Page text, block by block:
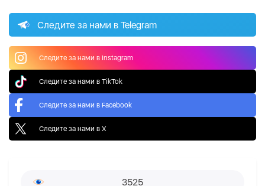
Следите за нами в Telegram
Следите за нами в Instagram
Следите за нами в TikTok
Следите за нами в Facebook
Следите за нами в X
3525